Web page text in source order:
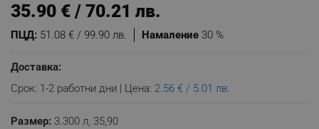
Намаление 30 %
ПЦД: 51.08 € / 99.90 лв.
35.90 € / 70.21 лв.
Доставка:
Срок: 1-2 работни дни | Цена: 2.56 € / 5.01 лв.
Размер: 3.300 л, 35,90